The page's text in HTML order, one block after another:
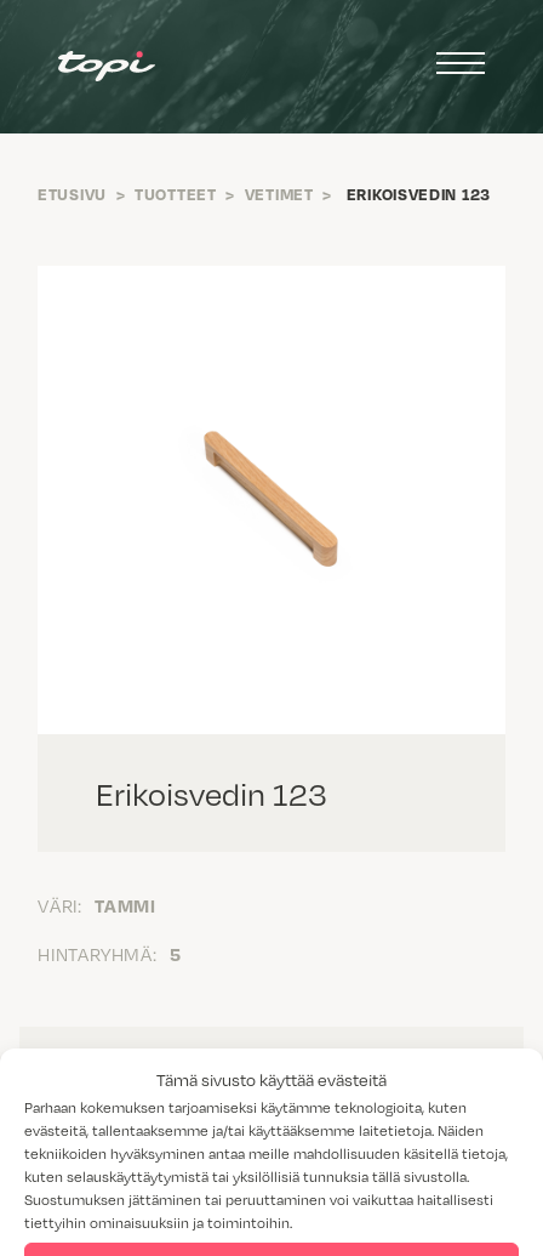
Tämä sivusto käyttää evästeitä
Parhaan kokemuksen tarjoamiseksi käytämme teknologioita, kuten
evästeitä, tallentaaksemme ja/tai käyttääksemme laitetietoja. Näiden
tekniikoiden hyväksyminen antaa meille mahdollisuuden käsitellä tietoja,
kuten selauskäyttäytymistä tai yksilöllisiä tunnuksia tällä sivustolla.
Suostumuksen jättäminen tai peruuttaminen voi vaikuttaa haitallisesti
tiettyihin ominaisuuksiin ja toimintoihin.
ETUSIVU > TUOTTEET > VETIMET > ERIKOISVEDIN 123
Erikoisvedin 123
VÄRI: TAMMI
HINTARYHMÄ: 5
TUOTTEET